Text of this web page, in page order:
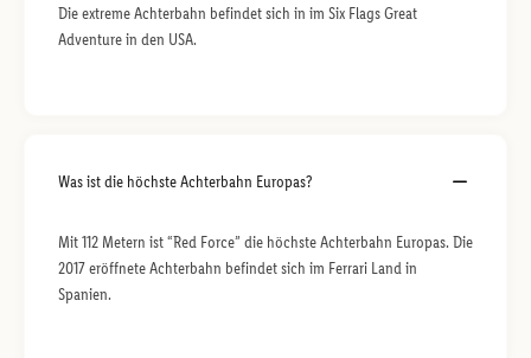
Die extreme Achterbahn befindet sich in im Six Flags Great
Adventure in den USA.
Was ist die höchste Achterbahn Europas?
Mit 112 Metern ist “Red Force” die höchste Achterbahn Europas. Die
2017 eröffnete Achterbahn befindet sich im Ferrari Land in
Spanien.